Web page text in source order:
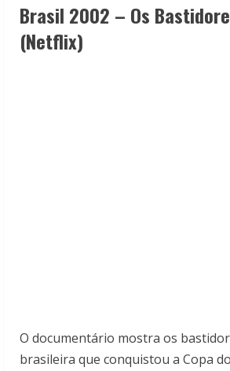
Brasil 2002 – Os
(Netflix)
O documentário mostra os
brasileira que conquistou a Copa